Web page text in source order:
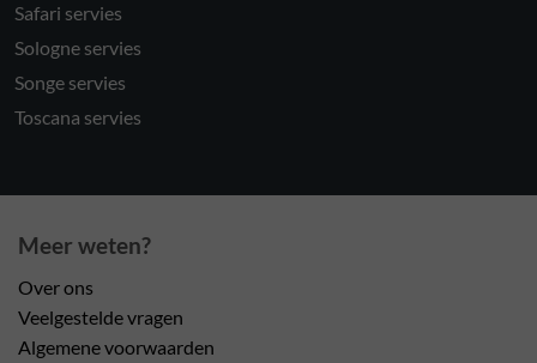
Safari servies
Sologne servies
Songe servies
Toscana servies
Meer weten?
Over ons
Veelgestelde vragen
Algemene voorwaarden